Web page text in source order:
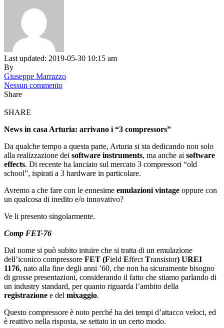
Last updated: 2019-05-30 10:15 am
By
Giuseppe Marrazzo
Nessun commento
Share
SHARE
News in casa Arturia: arrivano i “3 compressors”
Da qualche tempo a questa parte, Arturia si sta dedicando non solo
alla realizzazione dei software instruments, ma anche ai software
effects. Di recente ha lanciato sul mercato 3 compressori “old
school”, ispirati a 3 hardware in particolare.
Avremo a che fare con le ennesime emulazioni vintage oppure con
un qualcosa di inedito e/o innovativo?
Ve li presento singolarmente.
Comp FET-76
Dal nome si può subito intuire che si tratta di un emulazione
dell’iconico compressore FET (Field Effect Transistor) UREI
1176, nato alla fine degli anni ’60, che non ha sicuramente bisogno
di grosse presentazioni, considerando il fatto che stiamo parlando di
un industry standard, per quanto riguarda l’ambito della
registrazione e del mixaggio.
Questo compressore è noto perché ha dei tempi d’attacco veloci, ed
è reattivo nella risposta, se settato in un certo modo.